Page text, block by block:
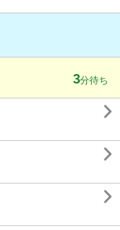
3分待ち


